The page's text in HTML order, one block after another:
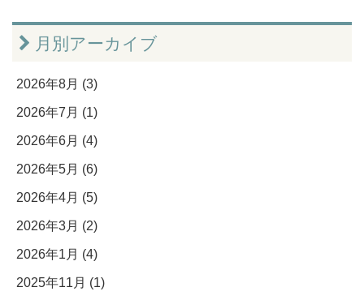
月別アーカイブ
2026年8月 (3)
2026年7月 (1)
2026年6月 (4)
2026年5月 (6)
2026年4月 (5)
2026年3月 (2)
2026年1月 (4)
2025年11月 (1)